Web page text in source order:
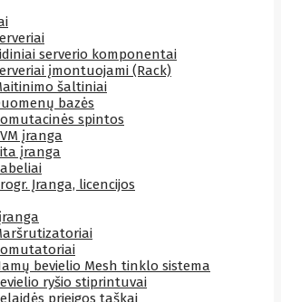
serverio komponentai
įmontuojami (Rack)
šaltiniai
bazės
spintos
įranga
įranga
Įranga, licencijos
bevielio Mesh tinklo sistema
ryšio stiprintuvai
prieigos taškai